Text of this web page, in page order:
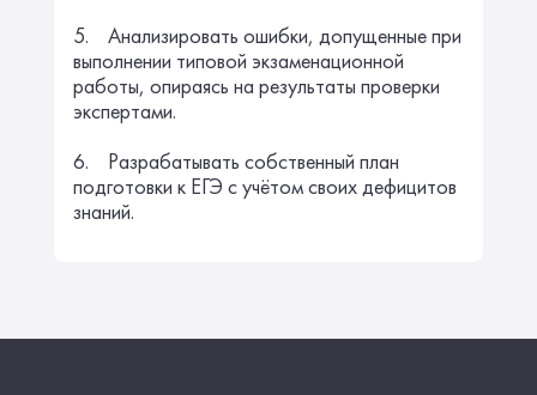
5. Анализировать ошибки, допущенные при
выполнении типовой экзаменационной
работы, опираясь на результаты проверки
экспертами.
6. Разрабатывать собственный план
подготовки к ЕГЭ с учётом своих дефицитов
знаний.